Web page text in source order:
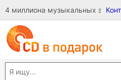
4 миллиона музыкальных